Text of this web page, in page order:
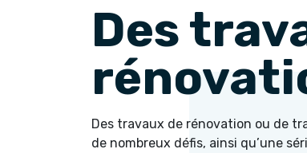
Des
Des travaux de rénovation ou de
de nombreux défis, ainsi qu’une